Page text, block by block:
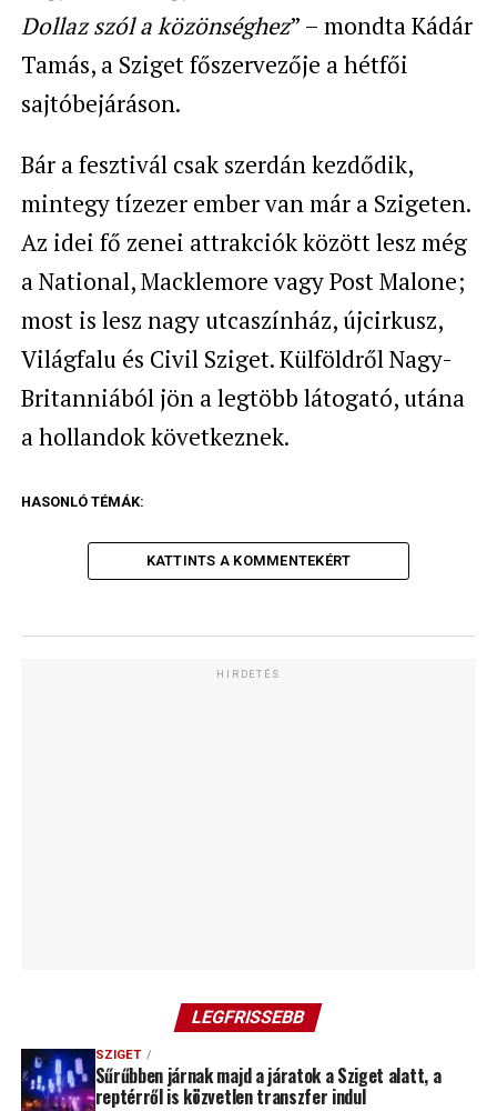
Dollaz szól a közönséghez” – mondta Kádár
Tamás, a Sziget főszervezője a hétfői
sajtóbejáráson.
Bár a fesztivál csak szerdán kezdődik,
mintegy tízezer ember van már a Szigeten.
Az idei fő zenei attrakciók között lesz még
a National, Macklemore vagy Post Malone;
most is lesz nagy utcaszínház, újcirkusz,
Világfalu és Civil Sziget. Külföldről Nagy-
Britanniából jön a legtöbb látogató, utána
a hollandok következnek.
HASONLÓ TÉMÁK:
KATTINTS A KOMMENTEKÉRT
HIRDETÉS
LEGFRISSEBB
SZIGET
Sűrűbben járnak majd a járatok a Sziget alatt, a
reptérről is közvetlen transzfer indul